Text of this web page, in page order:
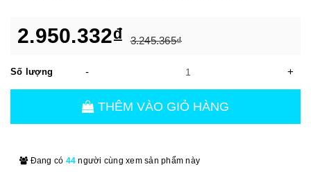
2.950.332₫ 3.245.365₫
Số lượng - +
THÊM VÀO GIỎ HÀNG
Đang có 44 người cùng xem sản phẩm này